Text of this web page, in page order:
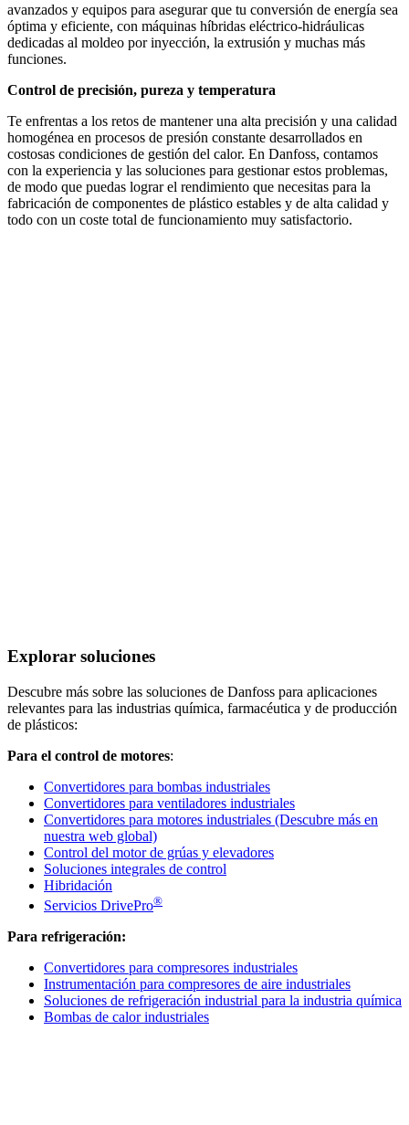
avanzados y equipos para asegurar que tu conversión de energía sea
óptima y eficiente, con máquinas híbridas eléctrico-hidráulicas
dedicadas al moldeo por inyección, la extrusión y muchas más
funciones.
Control de precisión, pureza y temperatura
Te enfrentas a los retos de mantener una alta precisión y una calidad
homogénea en procesos de presión constante desarrollados en
costosas condiciones de gestión del calor. En Danfoss, contamos
con la experiencia y las soluciones para gestionar estos problemas,
de modo que puedas lograr el rendimiento que necesitas para la
fabricación de componentes de plástico estables y de alta calidad y
todo con un coste total de funcionamiento muy satisfactorio.
Explorar soluciones
Descubre más sobre las soluciones de Danfoss para aplicaciones
relevantes para las industrias química, farmacéutica y de producción
de plásticos:
Para el control de motores:
Convertidores para bombas industriales
Convertidores para ventiladores industriales
Convertidores para motores industriales (Descubre más en
nuestra web global)
Control del motor de grúas y elevadores
Soluciones integrales de control
Hibridación
Servicios DrivePro®
Para refrigeración:
Convertidores para compresores industriales
Instrumentación para compresores de aire industriales
Soluciones de refrigeración industrial para la industria química
Bombas de calor industriales